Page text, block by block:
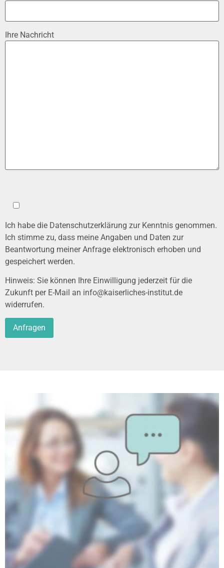
Ihre Nachricht
Ich habe die Datenschutzerklärung zur Kenntnis genommen.
Ich stimme zu, dass meine Angaben und Daten zur
Beantwortung meiner Anfrage elektronisch erhoben und
gespeichert werden.
Hinweis: Sie können Ihre Einwilligung jederzeit für die
Zukunft per E-Mail an info@kaiserliches-institut.de
widerrufen.